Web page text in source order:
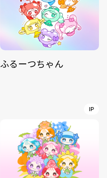
ふるーつちゃん
IP